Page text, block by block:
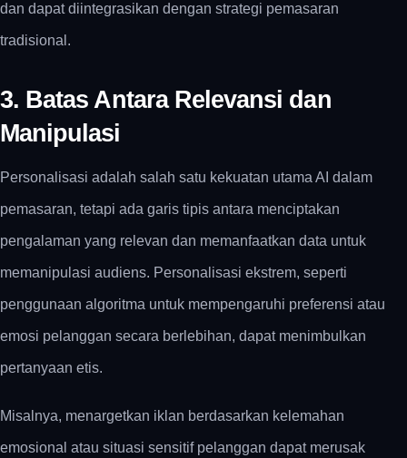
dan dapat diintegrasikan dengan strategi pemasaran
tradisional.
3. Batas Antara Relevansi dan
Manipulasi
Personalisasi adalah salah satu kekuatan utama AI dalam
pemasaran, tetapi ada garis tipis antara menciptakan
pengalaman yang relevan dan memanfaatkan data untuk
memanipulasi audiens. Personalisasi ekstrem, seperti
penggunaan algoritma untuk mempengaruhi preferensi atau
emosi pelanggan secara berlebihan, dapat menimbulkan
pertanyaan etis.
Misalnya, menargetkan iklan berdasarkan kelemahan
emosional atau situasi sensitif pelanggan dapat merusak